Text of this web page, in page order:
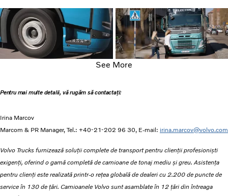
See More
Pentru mai multe detalii, vă rugăm să contactați:
Irina Marcov
Marcom & PR Manager, Tel.: +40-21-202 96 30, E-mail: irina.marcov@volvo.com
Volvo Trucks furnizează soluții complete de transport pentru clienții profesioniști
exigenți, oferind o gamă completă de camioane de tonaj mediu și greu. Asistența
pentru clienți este realizată printr-o rețea globală de dealeri cu 2.200 de puncte de
service în 130 de țări. Camioanele Volvo sunt asamblate în 12 țări din întreaga